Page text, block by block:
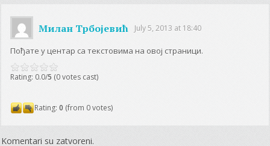
Милан Трбојевић July 5, 2013 at 18:40
Пођате у центар са текстовима на овој страници.
Rating: 0.0/5 (0 votes cast)
Rating:0 (from 0 votes)
Komentari su zatvoreni.